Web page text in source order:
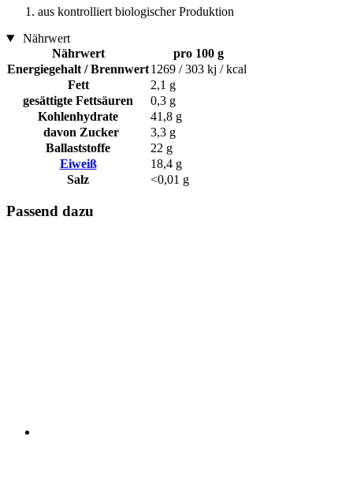
aus kontrolliert biologischer Produktion
Nährwert
Nährwert
pro 100 g
Energiegehalt / Brennwert1269 / 303 kj / kcal
Fett
2,1 g
gesättigte Fettsäuren
0,3 g
Kohlenhydrate
41,8 g
davon Zucker
3,3 g
Ballaststoffe
22 g
Eiweiß
18,4 g
Salz
<0,01 g
Passend dazu